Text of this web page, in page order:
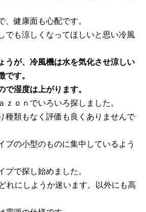
、健康面も心配です。
でも涼しくなってほしいと思い冷風
うが、冷風機は水を気化させ涼しい
です。
で湿度は上がります。
ｚｏｎでいろいろ探しました。
種類もなく評価も良くありませんで
プの小型のものに集中しているよう
プで探し始めました。
れにしようか迷います。以外にも高